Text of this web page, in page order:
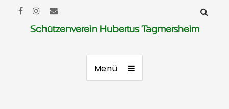
Schützenverein Hubertus Tagmersheim
Menü